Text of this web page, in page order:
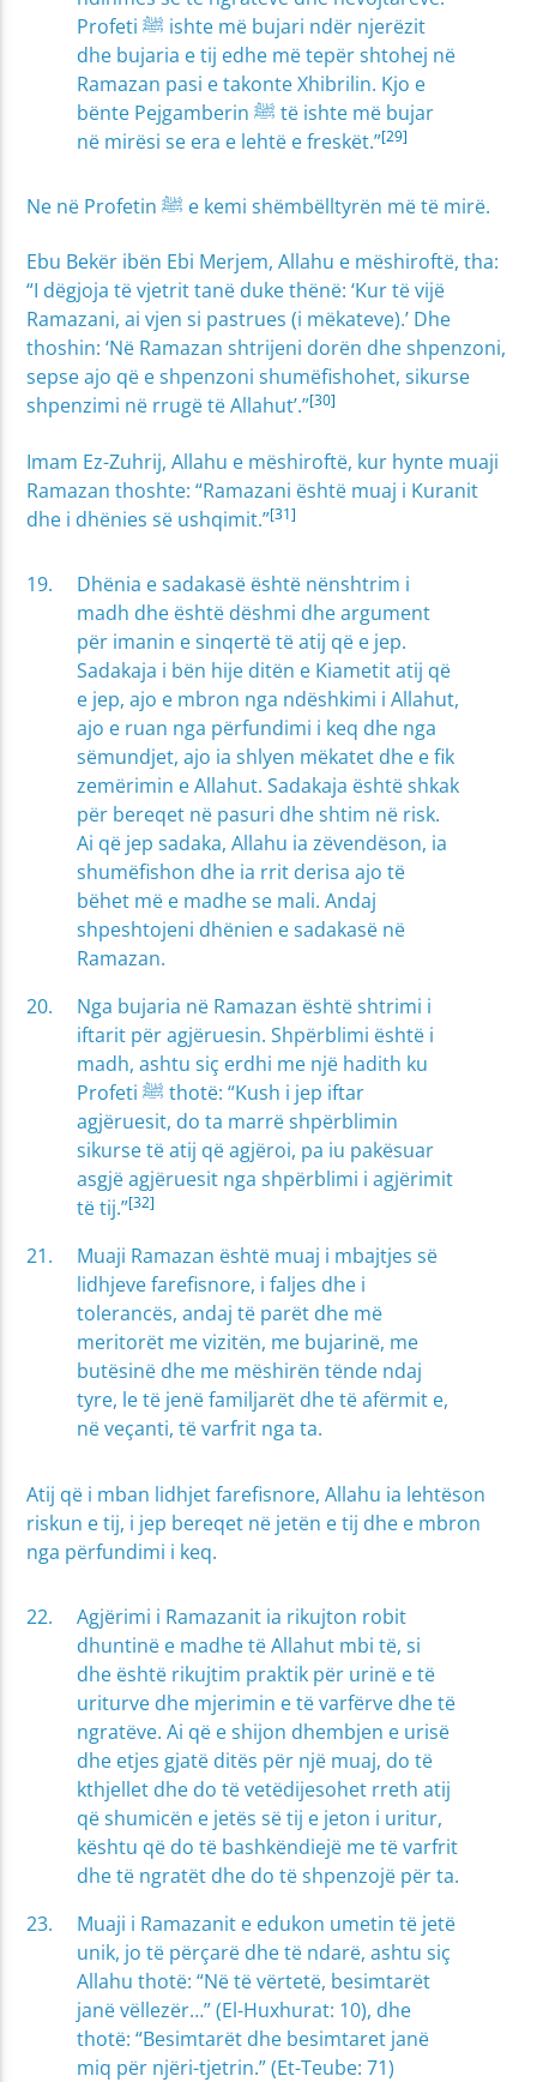
Profeti ﷺ ishte më bujari ndër njerëzit
dhe bujaria e tij edhe më tepër shtohej në
Ramazan pasi e takonte Xhibrilin. Kjo e
bënte Pejgamberin ﷺ të ishte më bujar
në mirësi se era e lehtë e freskët.”[29]
Ne në Profetin ﷺ e kemi shëmbëlltyrën më të mirë.
Ebu Bekër ibën Ebi Merjem, Allahu e mëshiroftë, tha:
“I dëgjoja të vjetrit tanë duke thënë: ‘Kur të vijë
Ramazani, ai vjen si pastrues (i mëkateve).’ Dhe
thoshin: ‘Në Ramazan shtrijeni dorën dhe shpenzoni,
sepse ajo që e shpenzoni shumëfishohet, sikurse
shpenzimi në rrugë të Allahut’.”[30]
Imam Ez-Zuhrij, Allahu e mëshiroftë, kur hynte muaji
Ramazan thoshte: “Ramazani është muaj i Kuranit
dhe i dhënies së ushqimit.”[31]
Dhënia e sadakasë është nënshtrim i
madh dhe është dëshmi dhe argument
për imanin e sinqertë të atij që e jep.
Sadakaja i bën hije ditën e Kiametit atij që
e jep, ajo e mbron nga ndëshkimi i Allahut,
ajo e ruan nga përfundimi i keq dhe nga
sëmundjet, ajo ia shlyen mëkatet dhe e fik
zemërimin e Allahut. Sadakaja është shkak
për bereqet në pasuri dhe shtim në risk.
Ai që jep sadaka, Allahu ia zëvendëson, ia
shumëfishon dhe ia rrit derisa ajo të
bëhet më e madhe se mali. Andaj
shpeshtojeni dhënien e sadakasë në
Ramazan.
Nga bujaria në Ramazan është shtrimi i
iftarit për agjëruesin. Shpërblimi është i
madh, ashtu siç erdhi me një hadith ku
Profeti ﷺ thotë: “Kush i jep iftar
agjëruesit, do ta marrë shpërblimin
sikurse të atij që agjëroi, pa iu pakësuar
asgjë agjëruesit nga shpërblimi i agjërimit
të tij.”[32]
Muaji Ramazan është muaj i mbajtjes së
lidhjeve farefisnore, i faljes dhe i
tolerancës, andaj të parët dhe më
meritorët me vizitën, me bujarinë, me
butësinë dhe me mëshirën tënde ndaj
tyre, le të jenë familjarët dhe të afërmit e,
në veçanti, të varfrit nga ta.
Atij që i mban lidhjet farefisnore, Allahu ia lehtëson
riskun e tij, i jep bereqet në jetën e tij dhe e mbron
nga përfundimi i keq.
Agjërimi i Ramazanit ia rikujton robit
dhuntinë e madhe të Allahut mbi të, si
dhe është rikujtim praktik për urinë e të
uriturve dhe mjerimin e të varfërve dhe të
ngratëve. Ai që e shijon dhembjen e urisë
dhe etjes gjatë ditës për një muaj, do të
kthjellet dhe do të vetëdijesohet rreth atij
që shumicën e jetës së tij e jeton i uritur,
kështu që do të bashkëndiejë me të varfrit
dhe të ngratët dhe do të shpenzojë për ta.
Muaji i Ramazanit e edukon umetin të jetë
unik, jo të përçarë dhe të ndarë, ashtu siç
Allahu thotë: “Në të vërtetë, besimtarët
janë vëllezër…” (El-Huxhurat: 10), dhe
thotë: “Besimtarët dhe besimtaret janë
miq për njëri-tjetrin.” (Et-Teube: 71)